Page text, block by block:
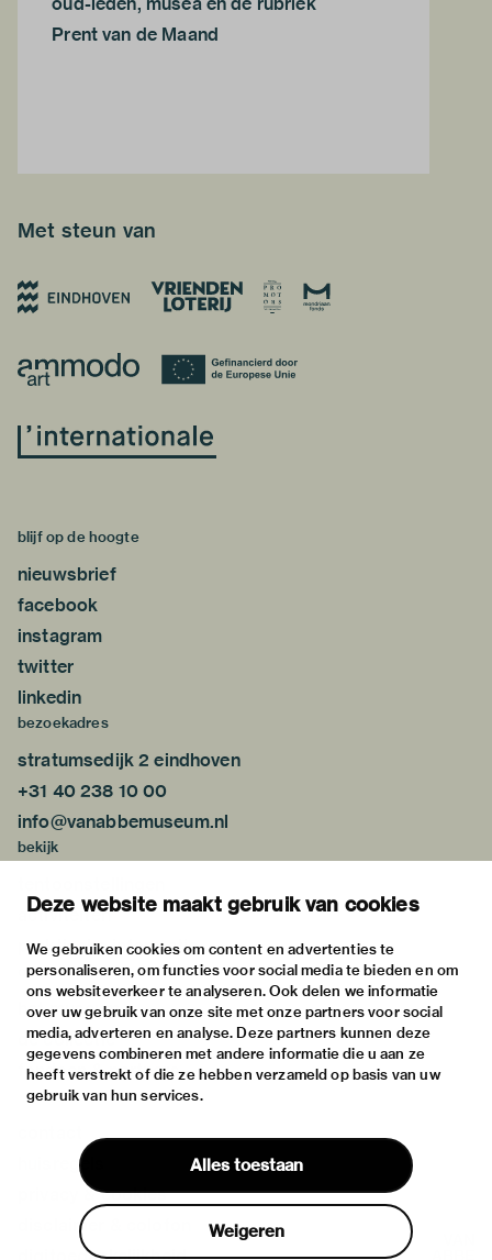
Deze website maakt gebruik van cookies
We gebruiken cookies om content en advertenties te
personaliseren, om functies voor social media te bieden en om
ons websiteverkeer te analyseren. Ook delen we informatie
over uw gebruik van onze site met onze partners voor social
media, adverteren en analyse. Deze partners kunnen deze
gegevens combineren met andere informatie die u aan ze
heeft verstrekt of die ze hebben verzameld op basis van uw
gebruik van hun services.
Alles toestaan
Weigeren
Prent van de Maand
Met steun van
blijf op de hoogte
nieuwsbrief
facebook
instagram
twitter
linkedin
bezoekadres
stratumsedijk 2 eindhoven
+31 40 238 10 00
info@vanabbemuseum.nl
bekijk
activiteiten
praktische informatie
over
het museum
de collectie
fondsen & partners
huisregels
privacy & cookies
disclaimer & colofon